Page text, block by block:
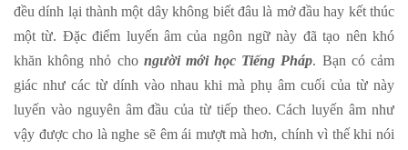
đều dính lại thành một dây không biết đâu là mở đầu hay kết thúc
một từ. Đặc điểm luyến âm của ngôn ngữ này đã tạo nên khó
khăn không nhỏ cho người mới học Tiếng Pháp. Bạn có cảm
giác như các từ dính vào nhau khi mà phụ âm cuối của từ này
luyến vào nguyên âm đầu của từ tiếp theo. Cách luyến âm như
vậy được cho là nghe sẽ êm ái mượt mà hơn, chính vì thế khi nói